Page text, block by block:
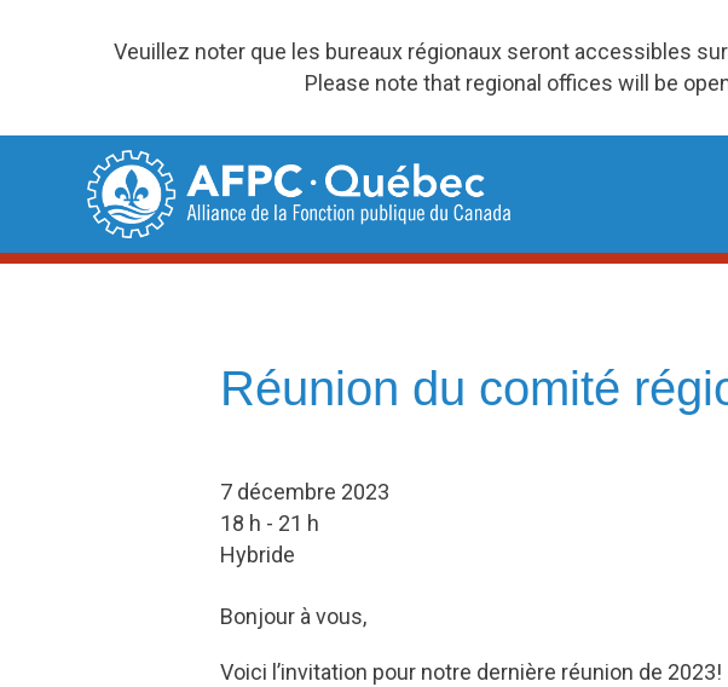
Veuillez noter que les bureaux régionaux seront accessibles
Please note that regional offices will be
Réunion du comité
7 décembre 2023
18 h - 21 h
Hybride
Bonjour à vous,
Voici l’invitation pour notre dernière réunion de 2023!